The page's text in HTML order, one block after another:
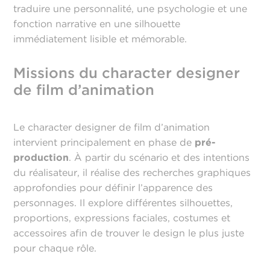
traduire une personnalité, une psychologie et une
fonction narrative en une silhouette
immédiatement lisible et mémorable.
Missions du character designer
de film d’animation
Le character designer de film d’animation
intervient principalement en phase de pré-
production. À partir du scénario et des intentions
du réalisateur, il réalise des recherches graphiques
approfondies pour définir l’apparence des
personnages. Il explore différentes silhouettes,
proportions, expressions faciales, costumes et
accessoires afin de trouver le design le plus juste
pour chaque rôle.